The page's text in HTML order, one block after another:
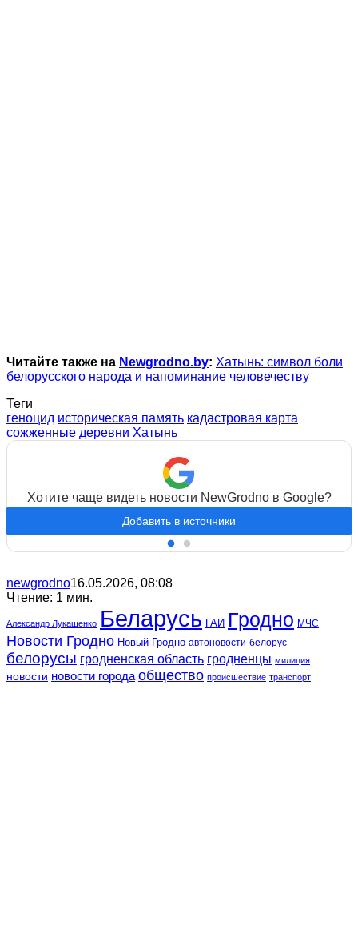
Читайте также на Newgrodno.by: Хатынь: символ боли
белорусского народа и напоминание человечеству
Теги
геноцид историческая память кадастровая карта
сожженные деревни Хатынь
Хотите чаще видеть новости NewGrodno в Google?
Добавить в источники
newgrodno16.05.2026, 08:08
Чтение: 1 мин.
Александр Лукашенко Беларусь ГАИ Гродно МЧС
Новости Гродно Новый Гродно автоновости белорус
белорусы гродненская область гродненцы милиция
новости новости города общество происшествие транспорт